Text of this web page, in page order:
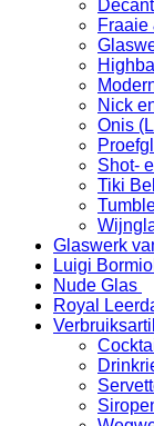
Fraaie
Nick
Onis
Shot-
Tiki
Glaswerk
Luigi
Nude Glas
Royal